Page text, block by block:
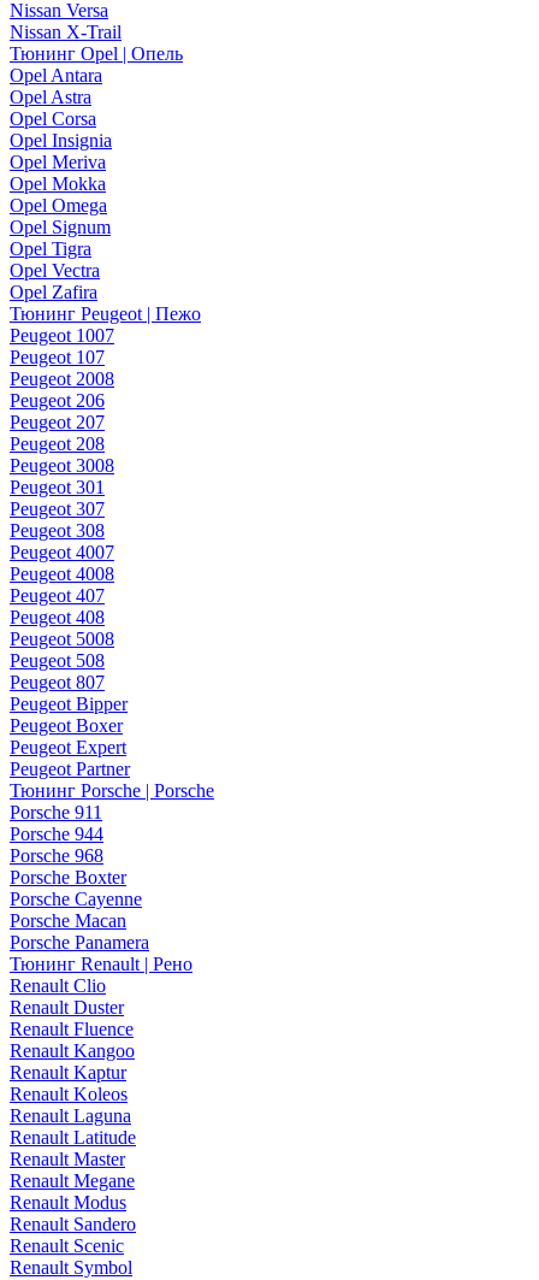
Nissan Versa
Nissan X-Trail
Тюнинг Opel | Опель
Opel Antara
Opel Astra
Opel Corsa
Opel Insignia
Opel Meriva
Opel Mokka
Opel Omega
Opel Signum
Opel Tigra
Opel Vectra
Opel Zafira
Тюнинг Peugeot | Пежо
Peugeot 1007
Peugeot 107
Peugeot 2008
Peugeot 206
Peugeot 207
Peugeot 208
Peugeot 3008
Peugeot 301
Peugeot 307
Peugeot 308
Peugeot 4007
Peugeot 4008
Peugeot 407
Peugeot 408
Peugeot 5008
Peugeot 508
Peugeot 807
Peugeot Bipper
Peugeot Boxer
Peugeot Expert
Peugeot Partner
Тюнинг Porsche | Porsche
Porsche 911
Porsche 944
Porsche 968
Porsche Boxter
Porsche Cayenne
Porsche Macan
Porsche Panamera
Тюнинг Renault | Рено
Renault Clio
Renault Duster
Renault Fluence
Renault Kangoo
Renault Kaptur
Renault Koleos
Renault Laguna
Renault Latitude
Renault Master
Renault Megane
Renault Modus
Renault Sandero
Renault Scenic
Renault Symbol